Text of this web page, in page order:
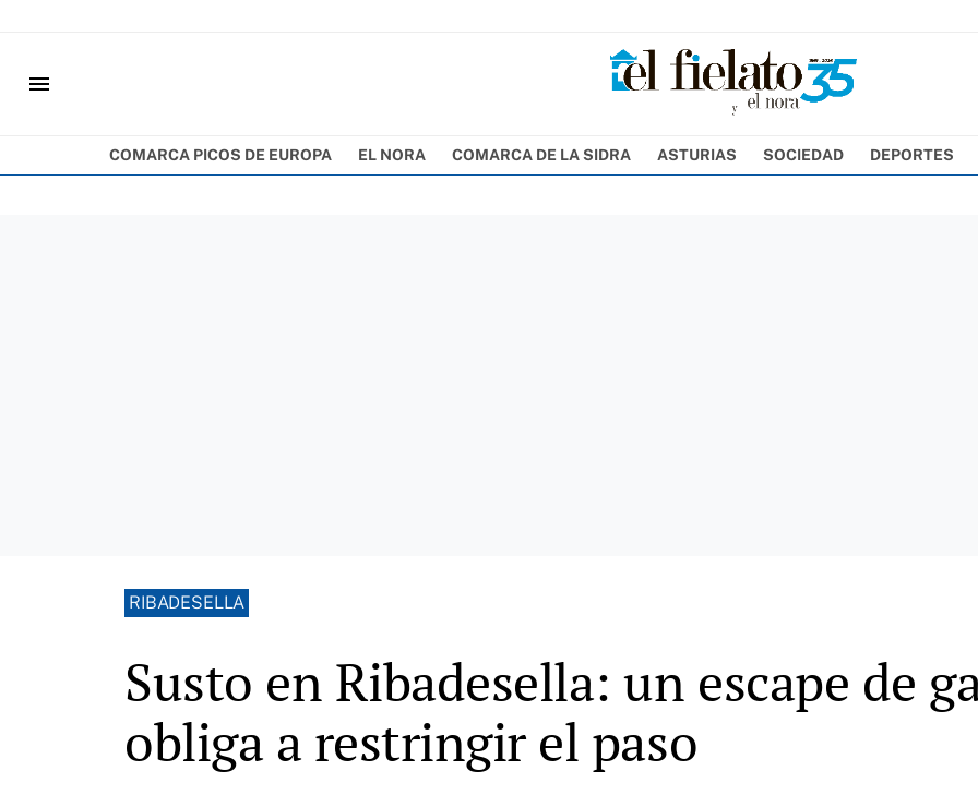
menu
COMARCA PICOS DE EUROPA EL NORA COMARCA DE LA SIDRA ASTURIAS SOCIEDAD DEPORTES
RIBADESELLA
Susto en Ribadesella: un escape de
obliga a restringir el paso